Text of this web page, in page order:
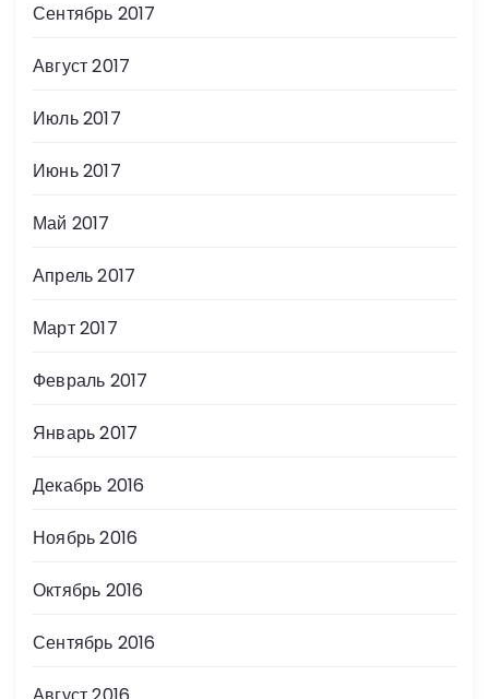
Сентябрь 2017
Август 2017
Июль 2017
Июнь 2017
Май 2017
Апрель 2017
Март 2017
Февраль 2017
Январь 2017
Декабрь 2016
Ноябрь 2016
Октябрь 2016
Сентябрь 2016